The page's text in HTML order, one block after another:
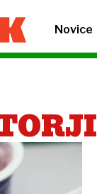
Novice